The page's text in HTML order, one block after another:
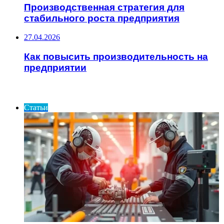
Производственная стратегия для
стабильного роста предприятия
27.04.2026
Как повысить производительность на
предприятии
Статьи